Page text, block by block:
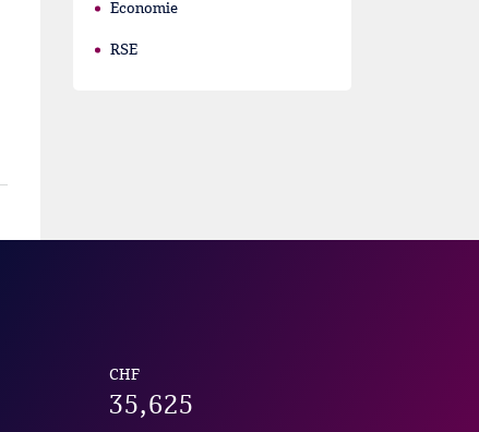
Economie
RSE
CHF
35,625